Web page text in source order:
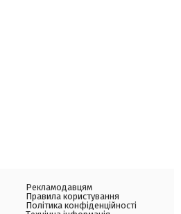
Рекламодавцям
Правила користування
Політика конфіденційності